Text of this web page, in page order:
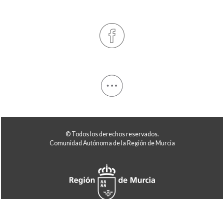
© Todos los derechos reservados.
Comunidad Autónoma de la Región de Murcia